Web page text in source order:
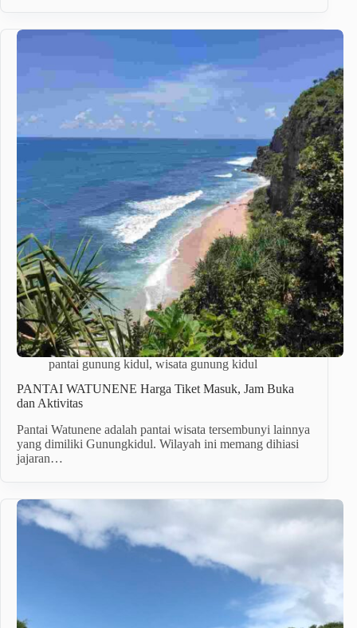
pantai gunung kidul, wisata gunung kidul
PANTAI WATUNENE Harga Tiket Masuk, Jam Buka
dan Aktivitas
Pantai Watunene adalah pantai wisata tersembunyi lainnya
yang dimiliki Gunungkidul. Wilayah ini memang dihiasi
jajaran…